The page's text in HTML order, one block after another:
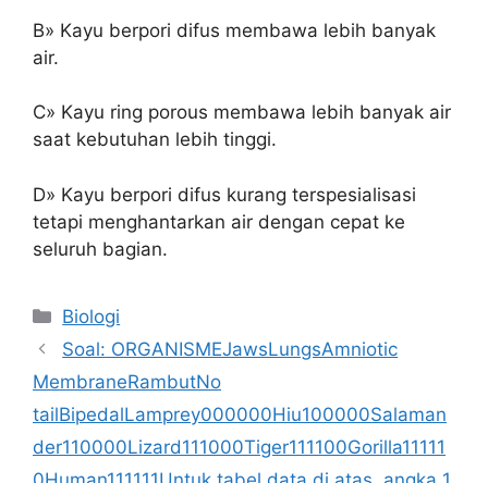
B» Kayu berpori difus membawa lebih banyak
air.
C» Kayu ring porous membawa lebih banyak air
saat kebutuhan lebih tinggi.
D» Kayu berpori difus kurang terspesialisasi
tetapi menghantarkan air dengan cepat ke
seluruh bagian.
Kategori
Biologi
Soal: ORGANISMEJawsLungsAmniotic
MembraneRambutNo
tailBipedalLamprey000000Hiu100000Salaman
der110000Lizard111000Tiger111100Gorilla11111